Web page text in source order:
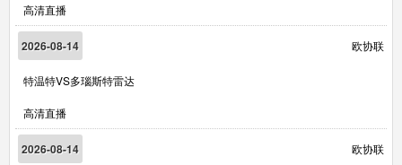
高清直播
2026-08-14 欧协联
特温特VS多瑙斯特雷达
高清直播
2026-08-14 欧协联